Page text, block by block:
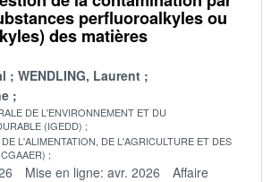
perfluoroalkyles ou
des matières
WENDLING, Laurent
DE L'ENVIRONNEMENT ET DU
(IGEDD)
L'ALIMENTATION, DE L'AGRICULTURE ET DES
Mise en ligne: avr. 2026
Affaire